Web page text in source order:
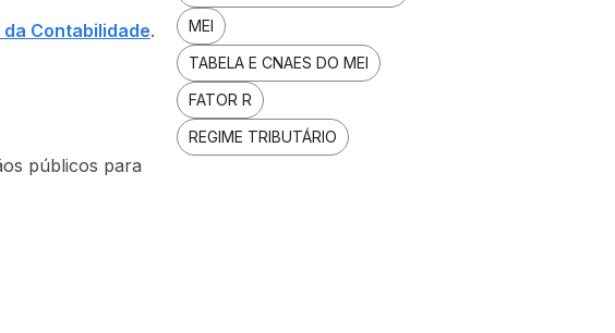
da Contabilidade.
públicos para
MEI
TABELA E CNAES DO MEI
FATOR R
REGIME TRIBUTÁRIO